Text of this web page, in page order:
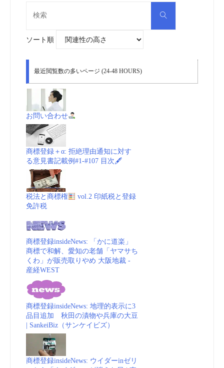
検
ソート順
最近閲覧数の多いページ (24-48 HOURS)
お問い合わせ
商標登録＋α: 拒絶理由通知に対す
る意見書記載例#1-#107 目次🖋
税法と商標権
vol.2 印紙税と登録
免許税
商標登録insideNews: 「かに道楽」
商標で和解、愛知の老舗「ヤマサち
くわ」が販売取りやめ 大阪地裁 -
産経WEST
商標登録insideNews: 地理的表示に3
品目追加 秋田の漬物や兵庫の大豆
| SankeiBiz（サンケイビズ）
商標登録insideNews: ウイダーinゼリ